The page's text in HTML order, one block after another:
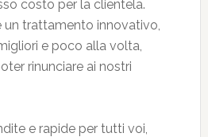
costo per la clientela.
un trattamento innovativo,
e poco alla volta,
rinunciare ai nostri
e rapide per tutti voi,